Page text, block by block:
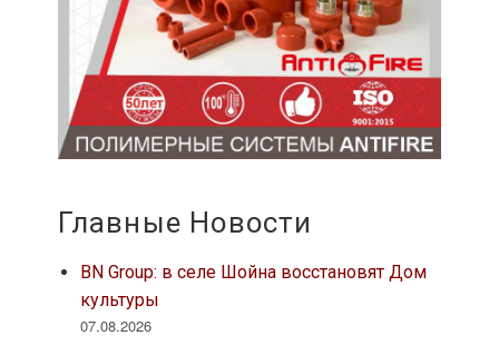
Главные Новости
BN Group: в селе Шойна восстановят Дом
культуры
07.08.2026